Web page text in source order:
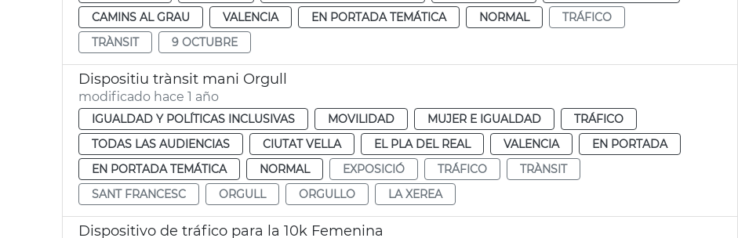
CAMINS AL GRAU
VALENCIA EN PORTADA TEMÁTICA NORMAL
TRÁFICO
TRÀNSIT
9 OCTUBRE
Dispositiu trànsit mani Orgull
modificado hace 1 año
IGUALDAD Y POLÍTICAS INCLUSIVAS MOVILIDAD MUJER E IGUALDAD
TRÁFICO
TODAS LAS AUDIENCIAS
CIUTAT VELLA EL PLA DEL REAL VALENCIA
EN PORTADA
EN PORTADA TEMÁTICA
NORMAL EXPOSICIÓ TRÁFICO
TRÀNSIT
SANT FRANCESC
ORGULL ORGULLO LA XEREA
Dispositivo de tráfico para la 10k Femenina